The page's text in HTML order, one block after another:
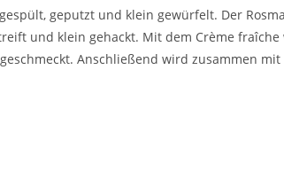
geputzt und klein gewürfelt. Der
und klein gehackt. Mit dem Crème
Anschließend wird zusammen